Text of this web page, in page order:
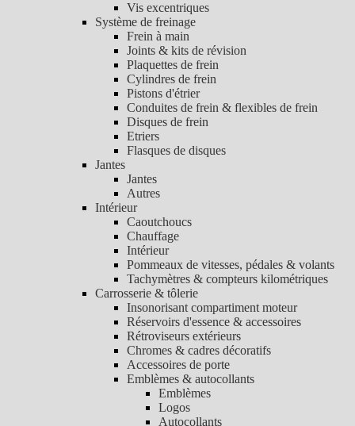
Vis excentriques
Système de freinage
Frein à main
Joints & kits de révision
Plaquettes de frein
Cylindres de frein
Pistons d'étrier
Conduites de frein & flexibles de frein
Disques de frein
Etriers
Flasques de disques
Jantes
Jantes
Autres
Intérieur
Caoutchoucs
Chauffage
Intérieur
Pommeaux de vitesses, pédales & volants
Tachymètres & compteurs kilométriques
Carrosserie & tôlerie
Insonorisant compartiment moteur
Réservoirs d'essence & accessoires
Rétroviseurs extérieurs
Chromes & cadres décoratifs
Accessoires de porte
Emblèmes & autocollants
Emblèmes
Logos
Autocollants